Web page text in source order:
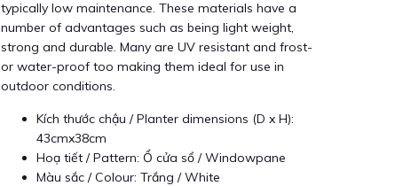
typically low maintenance. These materials have a
number of advantages such as being light weight,
strong and durable. Many are UV resistant and frost-
or water-proof too making them ideal for use in
outdoor conditions.
Kích thước chậu / Planter dimensions (D x H):
43cmx38cm
Hoạ tiết / Pattern: Ổ cửa sổ / Windowpane
Màu sắc / Colour: Trắng / White